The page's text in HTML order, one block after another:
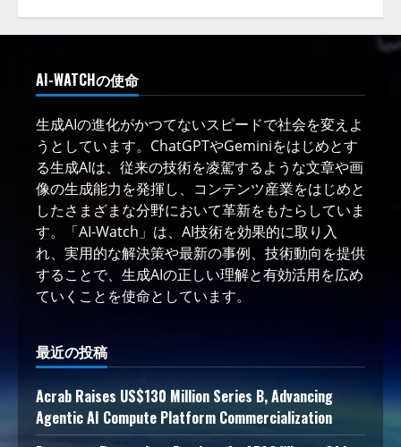
AI-WATCHの使命
生成AIの進化がかつてないスピードで社会を変えよ
うとしています。ChatGPTやGeminiをはじめとす
る生成AIは、従来の技術を凌駕するような文章や画
像の生成能力を発揮し、コンテンツ産業をはじめと
したさまざまな分野において革新をもたらしていま
す。「AI-Watch」は、AI技術を効果的に取り入
れ、実用的な解決策や最新の事例、技術動向を提供
することで、生成AIの正しい理解と有効活用を広め
ていくことを使命としています。
最近の投稿
Acrab Raises US$130 Million Series B, Advancing
Agentic AI Compute Platform Commercialization